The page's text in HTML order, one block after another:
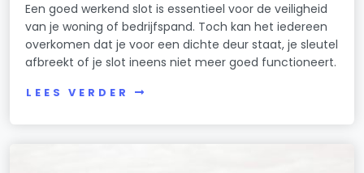
Een goed werkend slot is essentieel voor de veiligheid
van je woning of bedrijfspand. Toch kan het iedereen
overkomen dat je voor een dichte deur staat, je sleutel
afbreekt of je slot ineens niet meer goed functioneert.
LEES VERDER